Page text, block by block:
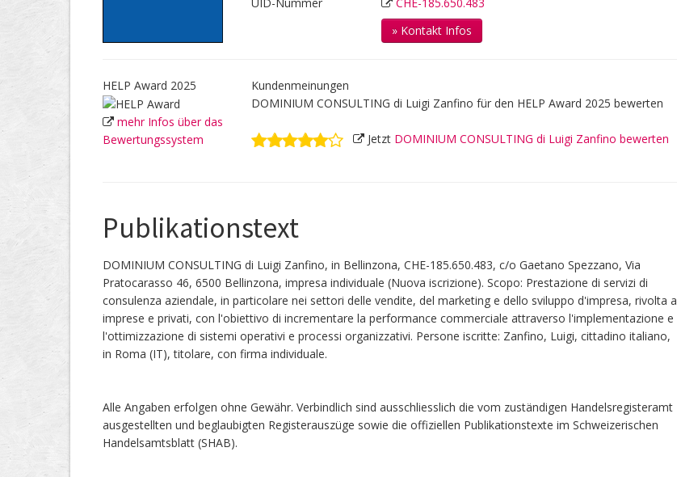
» Kontakt Infos
HELP Award 2025
mehr Infos über das
Bewertungssystem
Kundenmeinungen
DOMINIUM CONSULTING di Luigi Zanfino für den HELP Award 2025 bewerten
Jetzt DOMINIUM CONSULTING di Luigi Zanfino bewerten
Publikationstext
DOMINIUM CONSULTING di Luigi Zanfino, in Bellinzona, CHE-185.650.483, c/o Gaetano Spezzano, Via
Pratocarasso 46, 6500 Bellinzona, impresa individuale (Nuova iscrizione). Scopo: Prestazione di servizi di
consulenza aziendale, in particolare nei settori delle vendite, del marketing e dello sviluppo d'impresa, rivolta a
imprese e privati, con l'obiettivo di incrementare la performance commerciale attraverso l'implementazione e
l'ottimizzazione di sistemi operativi e processi organizzativi. Persone iscritte: Zanfino, Luigi, cittadino italiano,
in Roma (IT), titolare, con firma individuale.
Alle Angaben erfolgen ohne Gewähr. Verbindlich sind ausschliesslich die vom zuständigen Handelsregisteramt
ausgestellten und beglaubigten Registerauszüge sowie die offiziellen Publikationstexte im Schweizerischen
Handelsamtsblatt (SHAB).